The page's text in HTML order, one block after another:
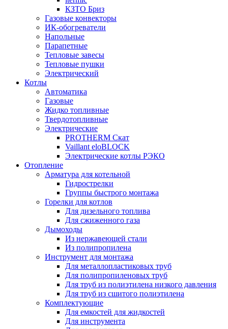
КЗТО Бриз
Газовые конвекторы
ИК-обогреватели
Напольные
Парапетные
Тепловые завесы
Тепловые пушки
Электрический
Котлы
Автоматика
Газовые
Жидко топливные
Твердотопливные
Электрические
PROTHERM Скат
Vaillant eloBLOCK
Электрические котлы РЭКО
Отопление
Арматура для котельной
Гидрострелки
Группы быстрого монтажа
Горелки для котлов
Для дизельного топлива
Для сжиженного газа
Дымоходы
Из нержавеющей стали
Из полипропилена
Инструмент для монтажа
Для металлопластиковых труб
Для полипропиленовых труб
Для труб из полиэтилена низкого давления
Для труб из сшитого полиэтилена
Комплектующие
Для емкостей для жидкостей
Для инструмента